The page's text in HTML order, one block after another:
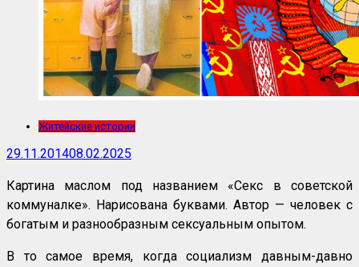
Житейские истории
29.11.201408.02.2025
Картина маслом под названием «Секс в советской
коммуналке». Нарисована буквами. Автор — человек с
богатым и разнообразным сексуальным опытом.
В то самое время, когда социализм давным-давно